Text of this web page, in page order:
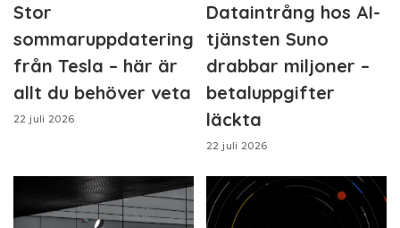
Stor
sommaruppdatering
från Tesla – här är
allt du behöver veta
22 juli 2026
Dataintrång hos AI-
tjänsten Suno
drabbar miljoner –
betaluppgifter
läckta
22 juli 2026